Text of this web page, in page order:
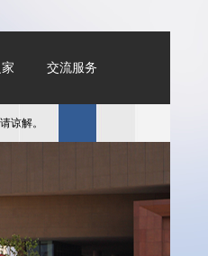
交流服务
。